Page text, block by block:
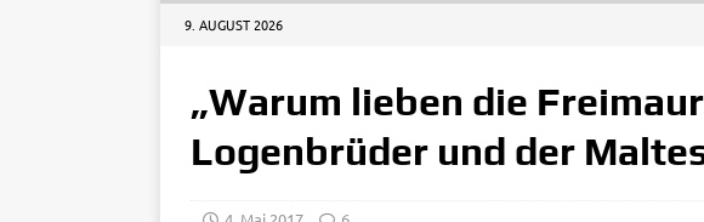
9. AUGUST 2026
„Warum lieben die
Logenbrüder und der